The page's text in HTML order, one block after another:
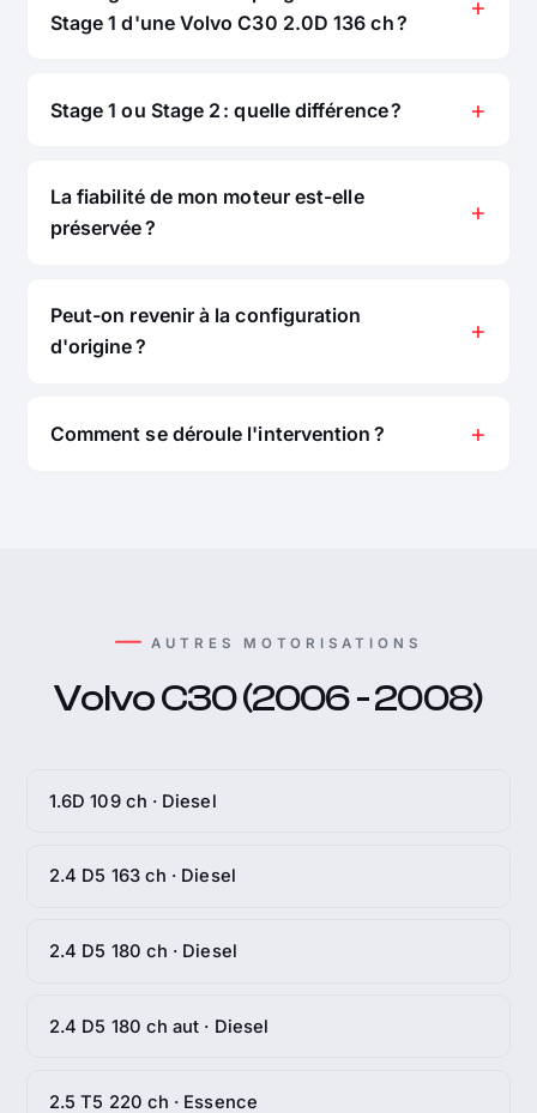
Stage 1 d'une Volvo C30 2.0D 136 ch ?
Stage 1 ou Stage 2 : quelle différence ?
La fiabilité de mon moteur est-elle
préservée ?
Peut-on revenir à la configuration
d'origine ?
Comment se déroule l'intervention ?
AUTRES MOTORISATIONS
Volvo C30 (2006 - 2008)
1.6D 109 ch · Diesel
2.4 D5 163 ch · Diesel
2.4 D5 180 ch · Diesel
2.4 D5 180 ch aut · Diesel
2.5 T5 220 ch · Essence